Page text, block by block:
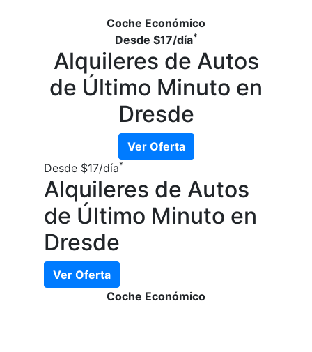
Coche Económico
Desde $17/día*
Alquileres de Autos
de Último Minuto en
Dresde
Ver Oferta
Desde $17/día*
Alquileres de Autos
de Último Minuto en
Dresde
Ver Oferta
Coche Económico